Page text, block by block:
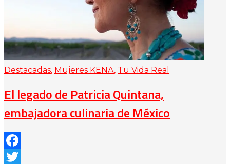
Destacadas, Mujeres KENA, Tu Vida Real
El legado de Patricia Quintana,
embajadora culinaria de México
Facebook